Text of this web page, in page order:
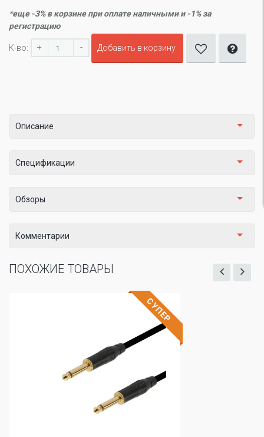
*еще -3% в корзине при оплате наличными и -1% за
регистрацию
К-во: + - Добавить в корзину
Описание
Спецификации
Обзоры
Комментарии
ПОХОЖИЕ ТОВАРЫ
СУПЕР